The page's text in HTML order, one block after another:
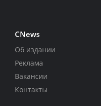
CNews
Об издании
Реклама
Вакансии
Контакты